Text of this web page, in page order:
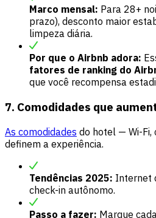
Marco mensal: Para 28+
prazo), desconto maior
limpeza diária.
Por que o Airbnb adora:
fatores de ranking do
que você recompensa
7. Comodidades que
As comodidades do hotel — Wi-Fi,
definem a experiência.
Tendências 2025: Internet
check-in autônomo.
Passo a fazer: Marque